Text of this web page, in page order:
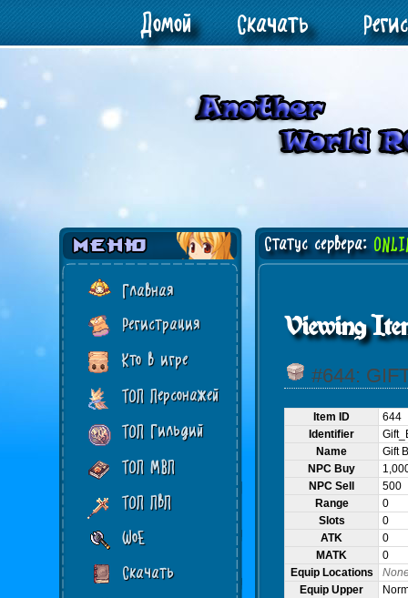
Домой Скачать
Главная
Регистрация
Кто в игре
ТОП Персонажей
ТОП Гильдий
ТОП МВП
ТОП ПвП
WoE
Скачать
Статус сервера:
Viewing
#644:
Item ID
644
Identifier
Name
Gift
NPC Buy
NPC Sell
500
Range
0
Slots
0
ATK
0
MATK
0
Equip Locations
Equip Upper